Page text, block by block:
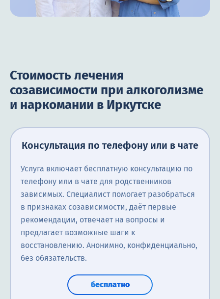
Стоимость лечения
созависимости при алкоголизме
и наркомании в Иркутске
Консультация по телефону или в чате
Услуга включает бесплатную консультацию по
телефону или в чате для родственников
зависимых. Специалист помогает разобраться
в признаках созависимости, даёт первые
рекомендации, отвечает на вопросы и
предлагает возможные шаги к
восстановлению. Анонимно, конфиденциально,
без обязательств.
бесплатно